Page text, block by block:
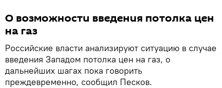
О возможности введения потолка цен
на газ
Российские власти анализируют ситуацию в случае
введения Западом потолка цен на газ, о
дальнейших шагах пока говорить
преждевременно, сообщил Песков.